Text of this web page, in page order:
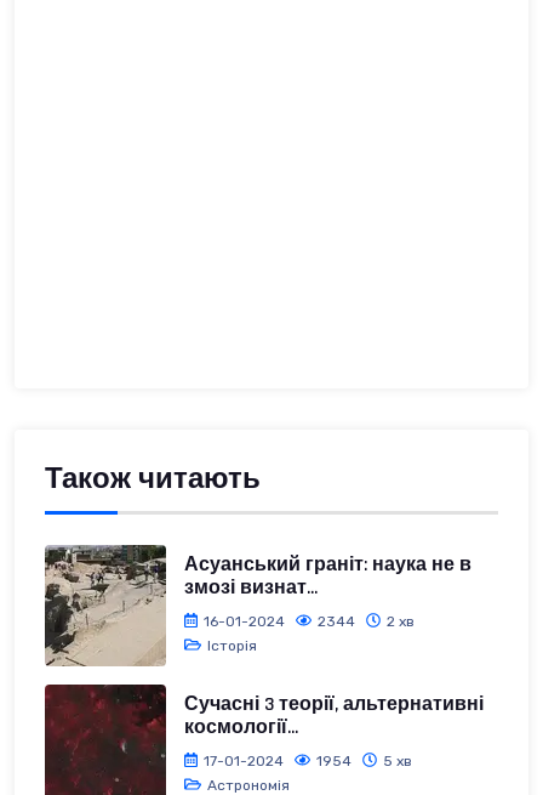
Також читають
Асуанський граніт: наука не в
змозі визнат...
16-01-2024 2344
2 хв
Історія
Сучасні 3 теорії, альтернативні
космології...
17-01-2024 1954
5 хв
Астрономія